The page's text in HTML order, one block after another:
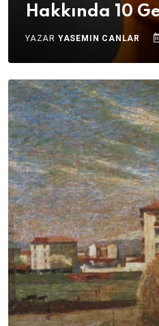
Hakkında 10
YAZAR YASEMIN CANLAR